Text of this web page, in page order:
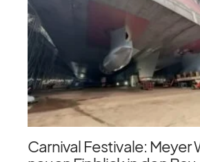
Carnival Festivale: Meyer